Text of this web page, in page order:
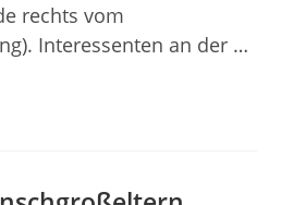
rechts vom
Interessenten an der …